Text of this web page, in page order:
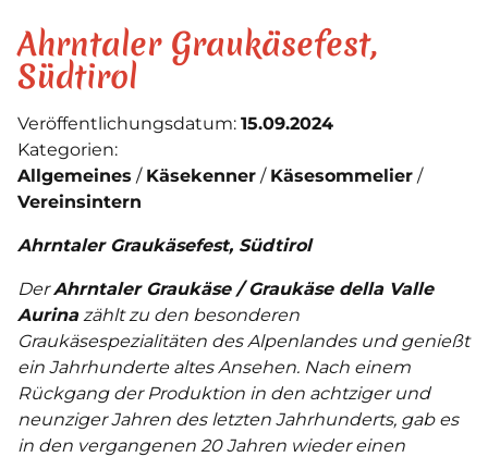
Ahrntaler Graukäsefest,
Südtirol
Veröffentlichungsdatum: 15.09.2024
Kategorien:
Allgemeines
Käsekenner
Käsesommelier
Vereinsintern
Ahrntaler Graukäsefest, Südtirol
DerAhrntaler Graukäse / Graukäse della Valle
Aurinazählt zu den besonderen
Graukäsespezialitäten des Alpenlandes und genießt
ein Jahrhunderte altes Ansehen. Nach einem
Rückgang der Produktion in den achtziger und
neunziger Jahren des letzten Jahrhunderts, gab es
in den vergangenen 20 Jahren wieder einen